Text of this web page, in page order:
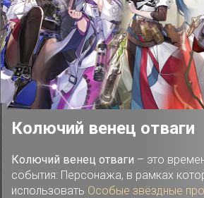
Колючий венец отваги
Колючий венец отваги – это
события: Персонажа, в рамках
использовать Особые звёздные